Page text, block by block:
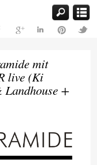
mit
live (Ki
Landhouse +